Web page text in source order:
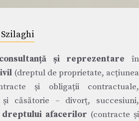
și reprezentare în
(dreptul de proprietate, acțiunea
și obligații contractuale,
căsătorie – divorț, succesiuni,
dreptului afacerilor (contracte și